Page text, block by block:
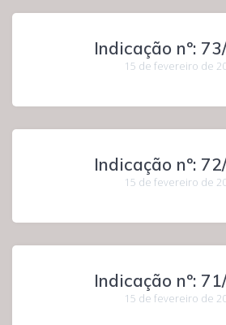
Indicação nº:
15 de fevereiro de
Indicação nº:
15 de fevereiro de
Indicação nº:
15 de fevereiro de